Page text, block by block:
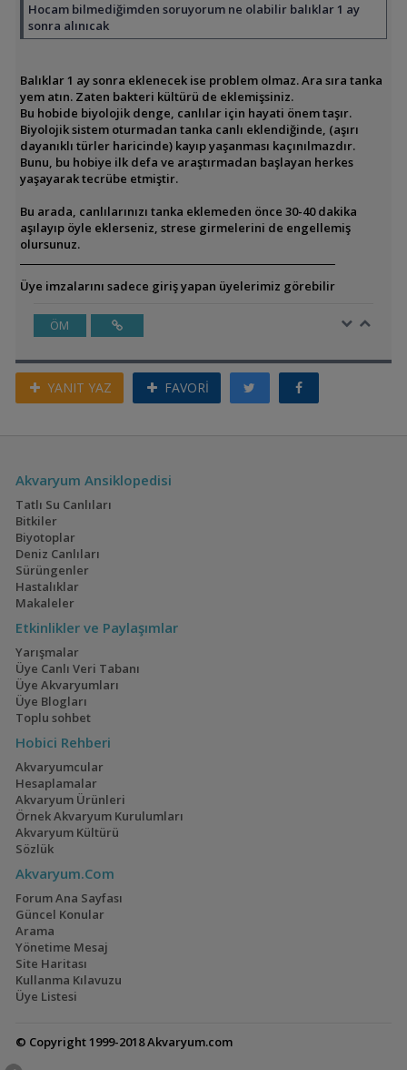
Hocam bilmediğimden soruyorum ne olabilir balıklar 1 ay
sonra alınıcak
Balıklar 1 ay sonra eklenecek ise problem olmaz. Ara sıra tanka
yem atın. Zaten bakteri kültürü de eklemişsiniz.
Bu hobide biyolojik denge, canlılar için hayati önem taşır.
Biyolojik sistem oturmadan tanka canlı eklendiğinde, (aşırı
dayanıklı türler haricinde) kayıp yaşanması kaçınılmazdır.
Bunu, bu hobiye ilk defa ve araştırmadan başlayan herkes
yaşayarak tecrübe etmiştir.
Bu arada, canlılarınızı tanka eklemeden önce 30-40 dakika
aşılayıp öyle eklerseniz, strese girmelerini de engellemiş
olursunuz.
Üye imzalarını sadece giriş yapan üyelerimiz görebilir
ÖM
YANIT YAZ FAVORİ
Akvaryum Ansiklopedisi
Tatlı Su Canlıları
Bitkiler
Biyotoplar
Deniz Canlıları
Sürüngenler
Hastalıklar
Makaleler
Etkinlikler ve Paylaşımlar
Yarışmalar
Üye Canlı Veri Tabanı
Üye Akvaryumları
Üye Blogları
Toplu sohbet
Hobici Rehberi
Akvaryumcular
Hesaplamalar
Akvaryum Ürünleri
Örnek Akvaryum Kurulumları
Akvaryum Kültürü
Sözlük
Akvaryum.Com
Forum Ana Sayfası
Güncel Konular
Arama
Yönetime Mesaj
Site Haritası
Kullanma Kılavuzu
Üye Listesi
© Copyright 1999-2018 Akvaryum.com